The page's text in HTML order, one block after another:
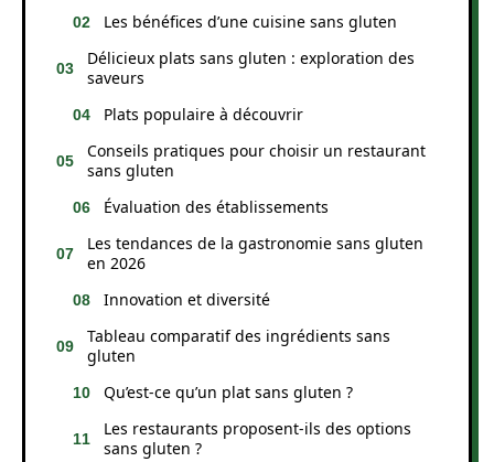
Les bénéfices d’une cuisine sans gluten
Délicieux plats sans gluten : exploration des
saveurs
Plats populaire à découvrir
Conseils pratiques pour choisir un restaurant
sans gluten
Évaluation des établissements
Les tendances de la gastronomie sans gluten
en 2026
Innovation et diversité
Tableau comparatif des ingrédients sans
gluten
Qu’est-ce qu’un plat sans gluten ?
Les restaurants proposent-ils des options
sans gluten ?